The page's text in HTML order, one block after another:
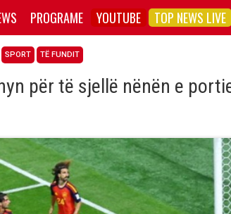
PROGRAME YOUTUBE TOP NEWS LIVE
SPORT TË FUNDIT
për të sjellë nënën e